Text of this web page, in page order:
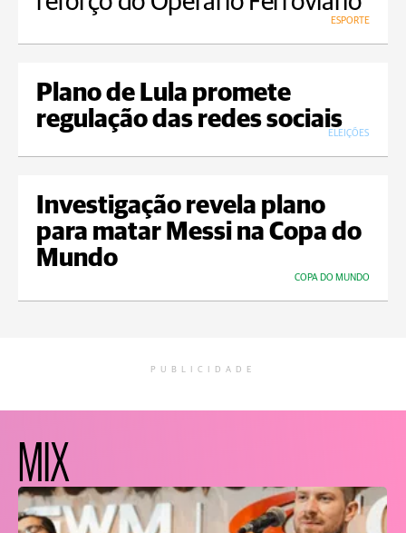
ESPORTE
Plano de Lula promete
regulação das redes sociais
ELEIÇÕES
Investigação revela plano
para matar Messi na Copa do
Mundo
COPA DO MUNDO
PUBLICIDADE
MIX